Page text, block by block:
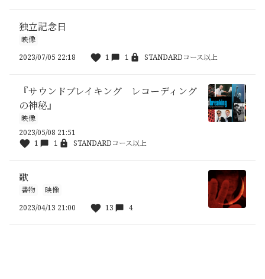
独立記念日
映像
2023/07/05 22:18
1 1 STANDARDコース以上
『サウンドブレイキング レコーディング
の神秘』
映像
2023/05/08 21:51
1
1 STANDARDコース以上
歌
書物
映像
2023/04/13 21:00
13 4